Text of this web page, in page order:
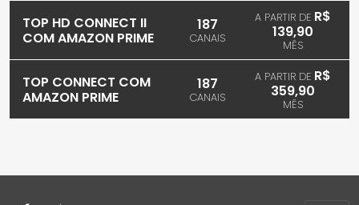
TOP HD CONNECT II
COM AMAZON PRIME
187
CANAIS
A PARTIR DE R$
139,90
MÊS
TOP CONNECT COM
AMAZON PRIME
187
CANAIS
A PARTIR DE R$
359,90
MÊS